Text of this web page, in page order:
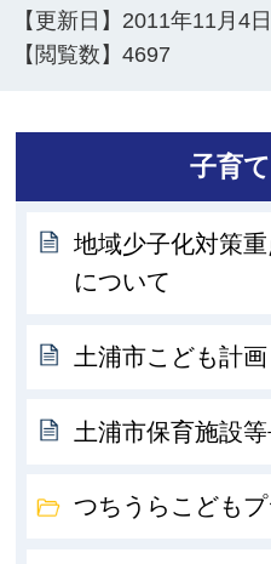
【更新日】 2011年11月4日
【閲覧数】4697
子育
地域少子化対策
について
土浦市こども計画
土浦市保育施設
つちうらこども